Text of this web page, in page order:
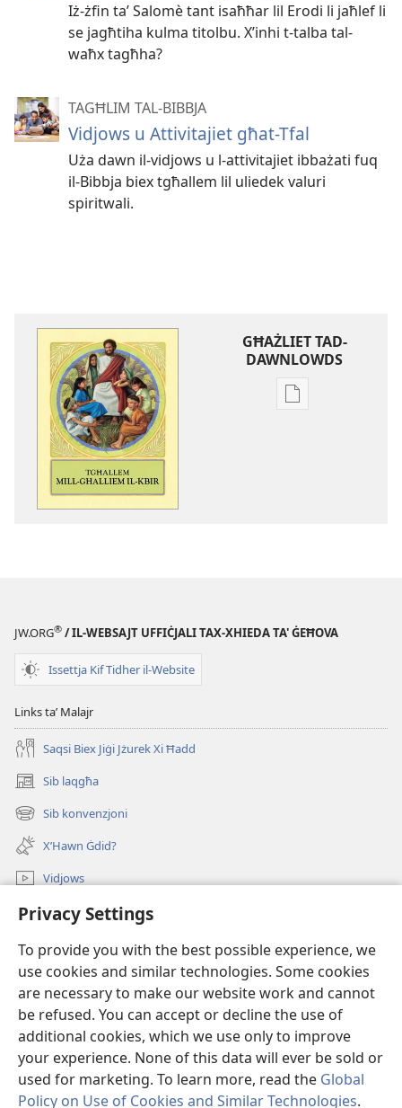
Privacy Settings
To provide you with the best possible experience, we
use cookies and similar technologies. Some cookies
are necessary to make our website work and cannot
be refused. You can accept or decline the use of
additional cookies, which we use only to improve
your experience. None of this data will ever be sold or
used for marketing. To learn more, read the Global
Policy on Use of Cookies and Similar Technologies.
Iż-żfin taʼ Salomè tant isaħħar lil Erodi li jaħlef li
se jagħtiha kulma titolbu. X’inhi t-talba tal-
waħx tagħha?
TAGĦLIM TAL-BIBBJA
Vidjows u Attivitajiet għat-Tfal
Uża dawn il-vidjows u l-attivitajiet ibbażati fuq
il-Bibbja biex tgħallem lil uliedek valuri
spiritwali.
GĦAŻLIET TAD-
DAWNLOWDS
Għażliet
JW.ORG® / IL-WEBSAJT UFFIĊJALI TAX-XHIEDA TA' ĠEĦOVA
Issettja Kif Tidher il-Website
Links taʼ Malajr
Saqsi Biex Jiġi Jżurek Xi Ħadd
Sib laqgħa
(opens
new
window)
Sib konvenzjoni
(opens
new
window)
X’Hawn Ġdid?
Vidjows
Fittex f’JW.ORG
Donazzjonijiet
(opens
new
window)LIBRERIJA ONLAJN tat-Torri tal-Għassa
(opens
new
JW Hub ®
(opens
new
window)